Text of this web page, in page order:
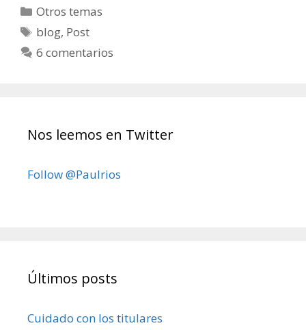
Categorías
Otros temas
Etiquetas
blog, Post
6 comentarios
Nos leemos en Twitter
Follow @Paulrios
Últimos posts
Cuidado con los titulares